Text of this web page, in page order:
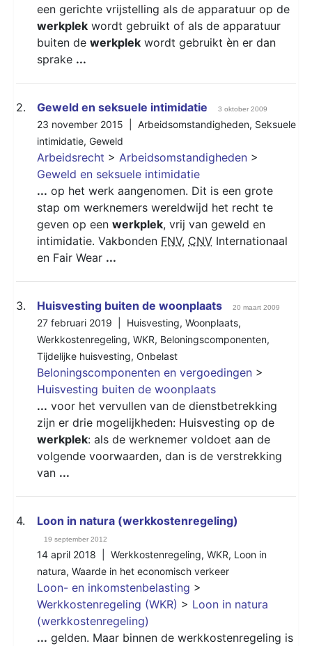
een gerichte vrijstelling als de apparatuur op de
werkplek wordt gebruikt of als de apparatuur
buiten de werkplek wordt gebruikt èn er dan
sprake ...
2. Geweld en seksuele intimidatie 3 oktober 2009
23 november 2015 | Arbeidsomstandigheden, Seksuele
intimidatie, Geweld
Arbeidsrecht > Arbeidsomstandigheden >
Geweld en seksuele intimidatie
... op het werk aangenomen. Dit is een grote
stap om werknemers wereldwijd het recht te
geven op een werkplek, vrij van geweld en
intimidatie. Vakbonden FNV, CNV Internationaal
en Fair Wear ...
3. Huisvesting buiten de woonplaats 20 maart 2009
27 februari 2019 | Huisvesting, Woonplaats,
Werkkostenregeling, WKR, Beloningscomponenten,
Tijdelijke huisvesting, Onbelast
Beloningscomponenten en vergoedingen >
Huisvesting buiten de woonplaats
... voor het vervullen van de dienstbetrekking
zijn er drie mogelijkheden: Huisvesting op de
werkplek: als de werknemer voldoet aan de
volgende voorwaarden, dan is de verstrekking
van ...
4. Loon in natura (werkkostenregeling)
19 september 2012
14 april 2018 | Werkkostenregeling, WKR, Loon in
natura, Waarde in het economisch verkeer
Loon- en inkomstenbelasting >
Werkkostenregeling (WKR) > Loon in natura
(werkkostenregeling)
... gelden. Maar binnen de werkkostenregeling is